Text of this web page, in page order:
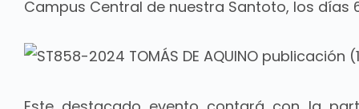
Campus Central de nuestra Santoto, los días